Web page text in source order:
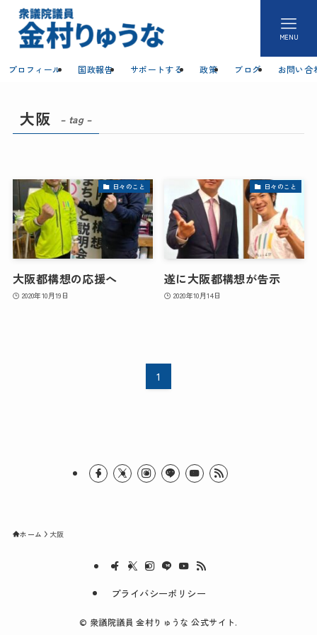
MENU
プロフィール 国政報告 サポートする 政策 ブログ お問い合
大阪 – tag –
日々のこと
大阪都構想の応援へ
2020年10月19日
日々のこと
遂に大阪都構想が告示
2020年10月14日
1
ホーム 大阪
プライバシーポリシー
© 衆議院議員 金村りゅうな 公式サイト.